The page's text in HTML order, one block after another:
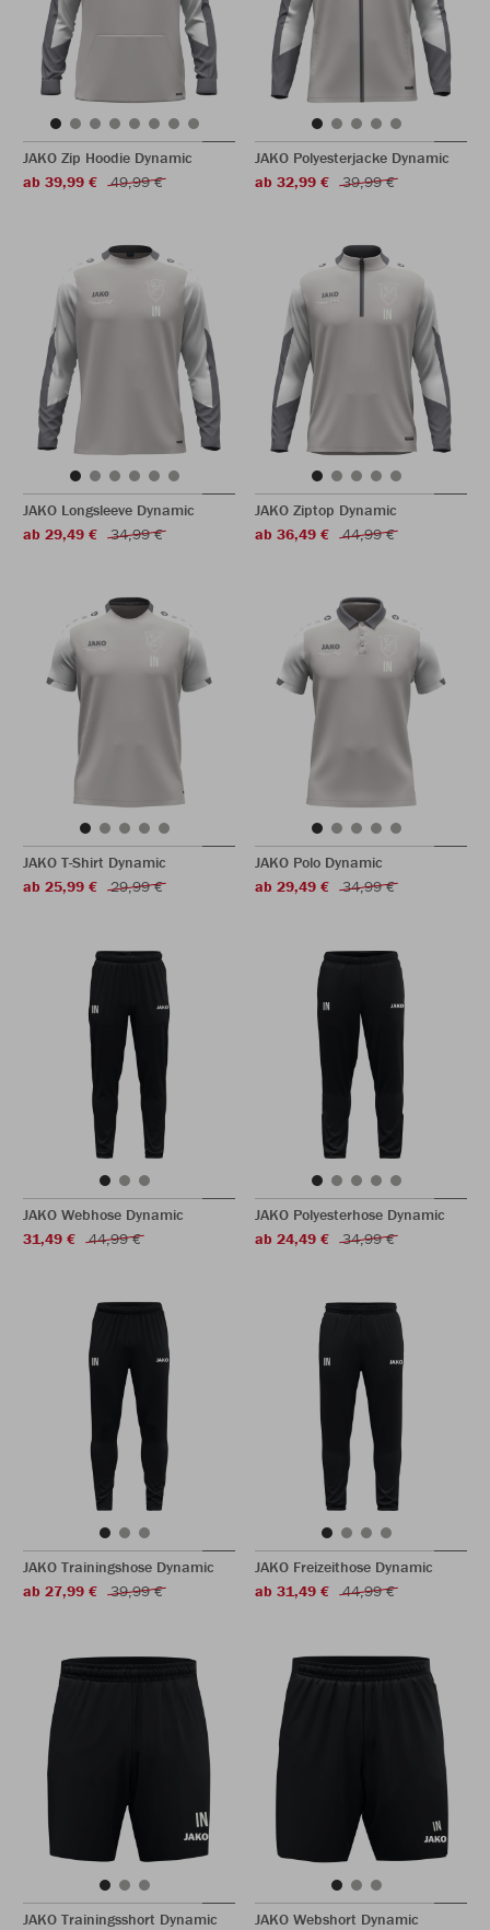
JAKO Zip Hoodie Dynamic
ab 39,99 €
49,99 €
JAKO Polyesterjacke Dynamic
ab 32,99 €
39,99 €
JAKO Longsleeve Dynamic
ab 29,49 €
34,99 €
JAKO Ziptop Dynamic
ab 36,49 €
44,99 €
JAKO T-Shirt Dynamic
ab 25,99 €
29,99 €
JAKO Polo Dynamic
ab 29,49 €
34,99 €
JAKO Webhose Dynamic
31,49 €
44,99 €
JAKO Polyesterhose Dynamic
ab 24,49 €
34,99 €
JAKO Trainingshose Dynamic
ab 27,99 €
39,99 €
JAKO Freizeithose Dynamic
ab 31,49 €
44,99 €
JAKO Trainingsshort Dynamic JAKO Webshort Dynamic